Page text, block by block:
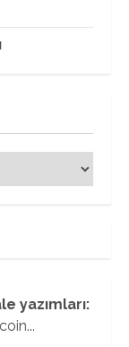
yazımları: